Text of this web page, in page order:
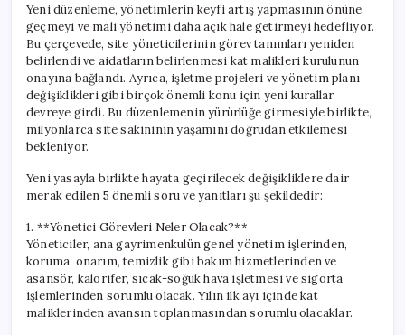
Yeni düzenleme, yönetimlerin keyfi artış yapmasının önüne
geçmeyi ve mali yönetimi daha açık hale getirmeyi hedefliyor.
Bu çerçevede, site yöneticilerinin görev tanımları yeniden
belirlendi ve aidatların belirlenmesi kat malikleri kurulunun
onayına bağlandı. Ayrıca, işletme projeleri ve yönetim planı
değişiklikleri gibi birçok önemli konu için yeni kurallar
devreye girdi. Bu düzenlemenin yürürlüğe girmesiyle birlikte,
milyonlarca site sakininin yaşamını doğrudan etkilemesi
bekleniyor.
Yeni yasayla birlikte hayata geçirilecek değişikliklere dair
merak edilen 5 önemli soru ve yanıtları şu şekildedir:
1. **Yönetici Görevleri Neler Olacak?**
Yöneticiler, ana gayrimenkulün genel yönetim işlerinden,
koruma, onarım, temizlik gibi bakım hizmetlerinden ve
asansör, kalorifer, sıcak-soğuk hava işletmesi ve sigorta
işlemlerinden sorumlu olacak. Yılın ilk ayı içinde kat
maliklerinden avansın toplanmasından sorumlu olacaklar.